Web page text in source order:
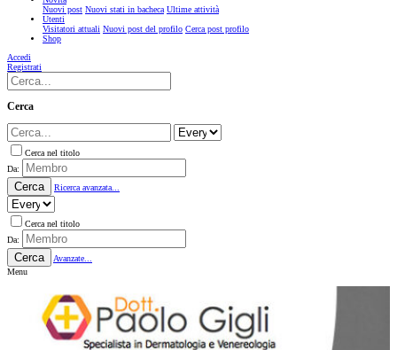
Nuovi post Nuovi stati in bacheca Ultime attività
Utenti
Visitatori attuali Nuovi post del profilo Cerca post profilo
Shop
Accedi
Registrati
Cerca
Cerca nel titolo
Da:
Cerca Ricerca avanzata...
Cerca nel titolo
Da:
Cerca
Avanzate...
Menu